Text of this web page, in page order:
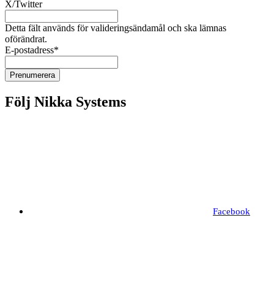
X/Twitter
Detta fält används för valideringsändamål och ska lämnas
oförändrat.
E-postadress*
Följ Nikka Systems
Facebook